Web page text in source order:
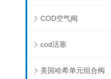
COD空气阀
cod活塞
美国哈希单元组合阀